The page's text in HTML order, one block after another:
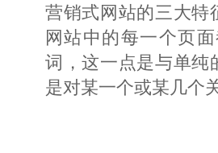
营销式网站的三大特
网站中的每一个页
词，这一点是与单纯
是对某一个或某几个